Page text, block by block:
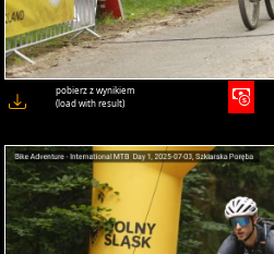
pobierz z wynikiem
(load with result)